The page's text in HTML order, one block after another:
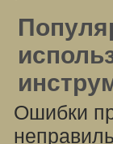
Ошибки